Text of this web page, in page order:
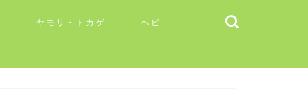
ヤモリ・トカゲ ヘビ